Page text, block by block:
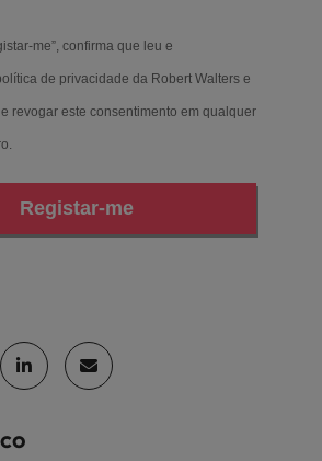
me”, confirma que leu e
de privacidade da Robert Walters e
revogar este consentimento em qualquer
Registar-me